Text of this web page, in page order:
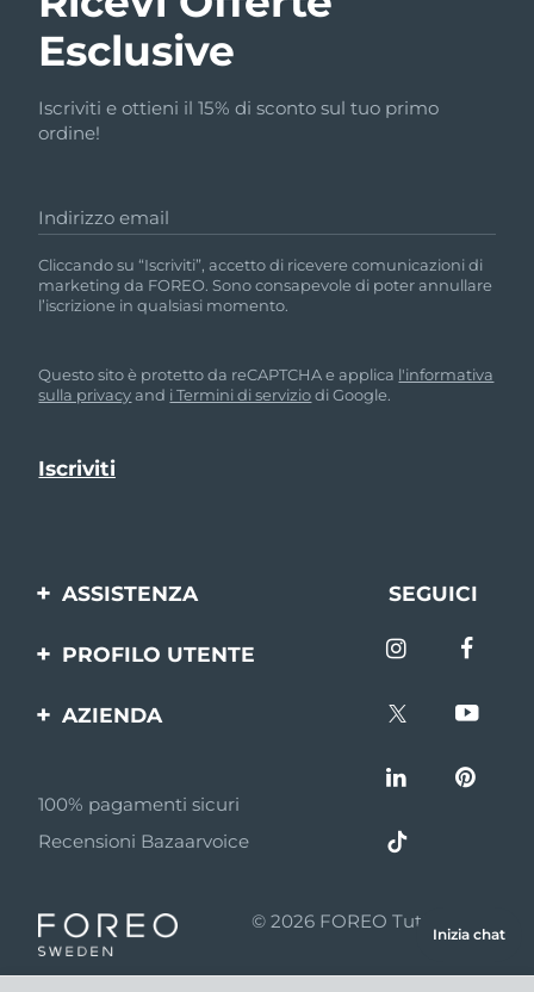
Esclusive
Iscriviti e ottieni il 15% di sconto sul tuo primo
ordine!
Indirizzo email
Cliccando su “Iscriviti”, accetto di ricevere comunicazioni di
marketing da FOREO. Sono consapevole di poter annullare
l’iscrizione in qualsiasi momento.
Questo sito è protetto da reCAPTCHA e applica l'informativa
sulla privacyand i Termini di serviziodi Google.
ASSISTENZA
Contattaci
batteria
SEGUICI
PROFILO UTENTE
prodotto
AZIENDA
Affiliazione
Notizie di affiliazione
Rivenditori
100% pagamenti sicuri
Recensioni Bazaarvoice
© 2026 FOREO Tutti i diritti
riservati
Inizia chat